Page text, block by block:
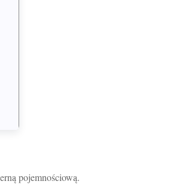
pojemnościową.